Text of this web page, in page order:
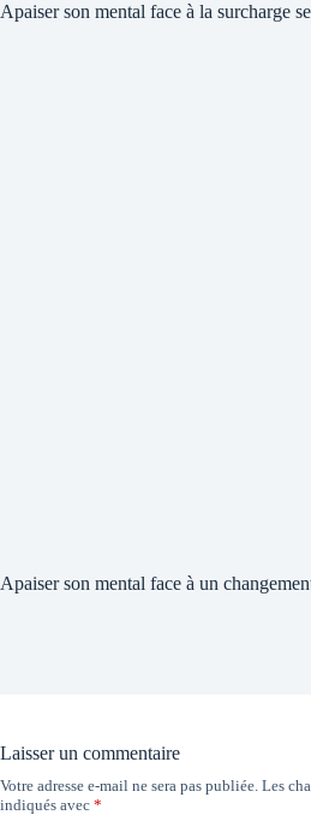
Apaiser son mental face à la surcharge
Apaiser son mental face à un
Laisser un commentaire
Votre adresse e-mail ne sera pas publiée. Les
indiqués avec *